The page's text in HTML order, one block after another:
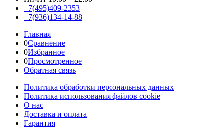
+7(495)409-2353
+7(936)134-14-88
Главная
0Сравнение
0Избранное
0Просмотренное
Обратная связь
Политика обработки персональных данных
Политика использования файлов cookie
О нас
Доставка и оплата
Гарантия